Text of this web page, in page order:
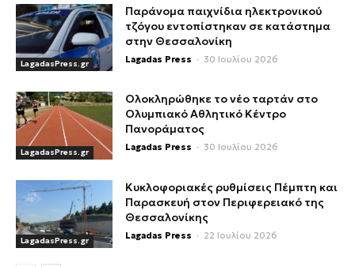
LagadasPress.gr
Παράνομα παιχνίδια ηλεκτρονικού
τζόγου εντοπίστηκαν σε κατάστημα
στην Θεσσαλονίκη
Lagadas Press - 30 Ιουλίου 2026
LagadasPress.gr
Ολοκληρώθηκε το νέο ταρτάν στο
Ολυμπιακό Αθλητικό Κέντρο
Πανοράματος
Lagadas Press - 30 Ιουλίου 2026
LagadasPress.gr
Κυκλοφοριακές ρυθμίσεις Πέμπτη και
Παρασκευή στον Περιφερειακό της
Θεσσαλονίκης
Lagadas Press - 22 Ιουλίου 2026